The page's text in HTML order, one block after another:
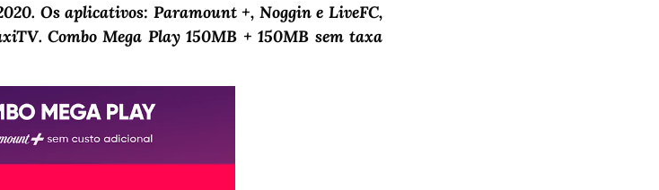
Os aplicativos: Paramount +, Noggin e LiveFC,
Combo Mega Play 150MB + 150MB sem taxa
de
vídeo